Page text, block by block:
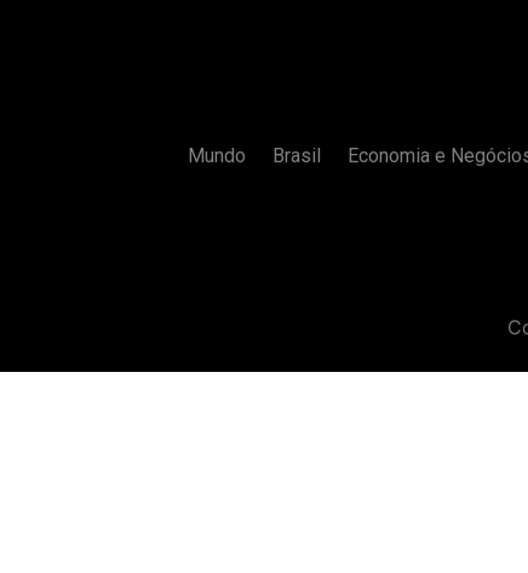
Mundo Brasil Economia e